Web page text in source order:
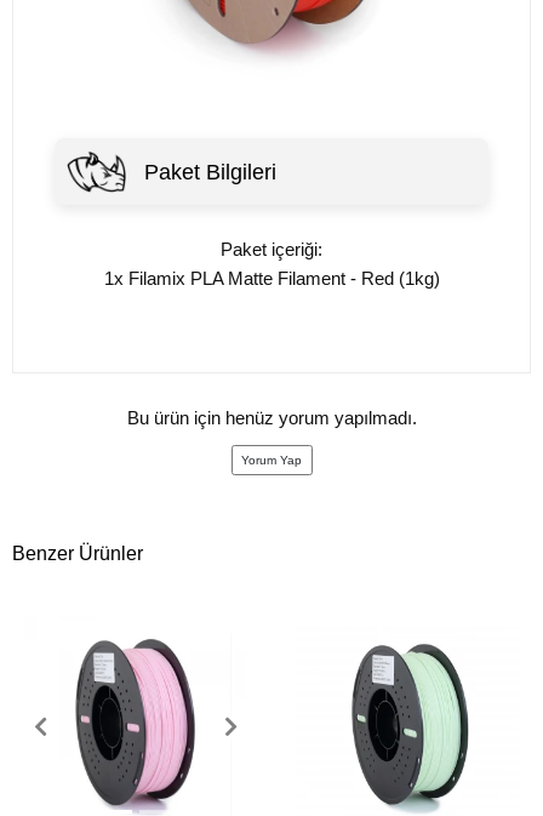
Paket Bilgileri
Paket içeriği:
1x Filamix PLA Matte Filament - Red (1kg)
Bu ürün için henüz yorum yapılmadı.
Yorum Yap
Benzer Ürünler